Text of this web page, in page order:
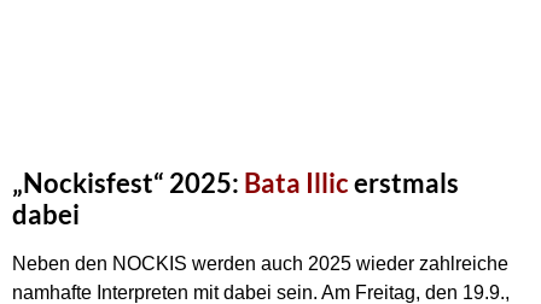
„Nockisfest“ 2025: Bata Illicerstmals
dabei
Neben den NOCKIS werden auch 2025 wieder zahlreiche
namhafte Interpreten mit dabei sein. Am Freitag, den 19.9.,